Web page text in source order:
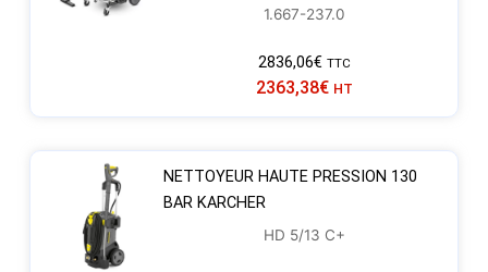
1.667-237.0
2836,06€ TTC
2363,38€ HT
NETTOYEUR HAUTE PRESSION 130
BAR KARCHER
HD 5/13 C+